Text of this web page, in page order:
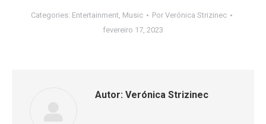
Categories: Entertainment, Music Por Verónica Strizinec
fevereiro 17, 2023
Autor: Verónica Strizinec